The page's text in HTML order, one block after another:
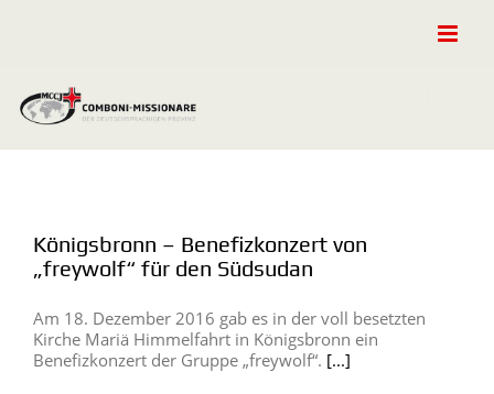
Königsbronn – Benefizkonzert von
„freywolf“ für den Südsudan
Am 18. Dezember 2016 gab es in der voll besetzten
Kirche Mariä Himmelfahrt in Königsbronn ein
Benefizkonzert der Gruppe „freywolf“. [...]